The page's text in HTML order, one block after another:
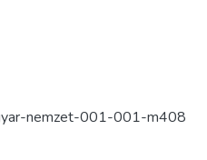
nemzet-001-001-m408